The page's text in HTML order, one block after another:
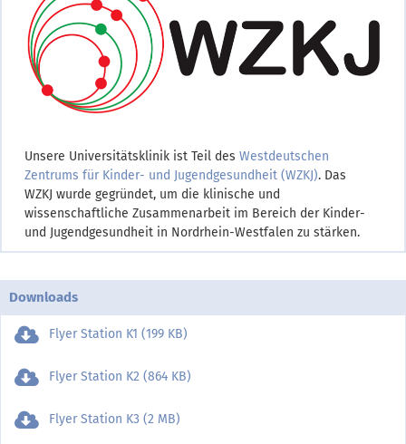
Unsere Universitätsklinik ist Teil des Westdeutschen
Zentrums für Kinder- und Jugendgesundheit (WZKJ). Das
WZKJ wurde gegründet, um die klinische und
wissenschaftliche Zusammenarbeit im Bereich der Kinder-
und Jugendgesundheit in Nordrhein-Westfalen zu stärken.
Downloads
Flyer Station K1 (199 KB)
Flyer Station K2 (864 KB)
Flyer Station K3 (2 MB)